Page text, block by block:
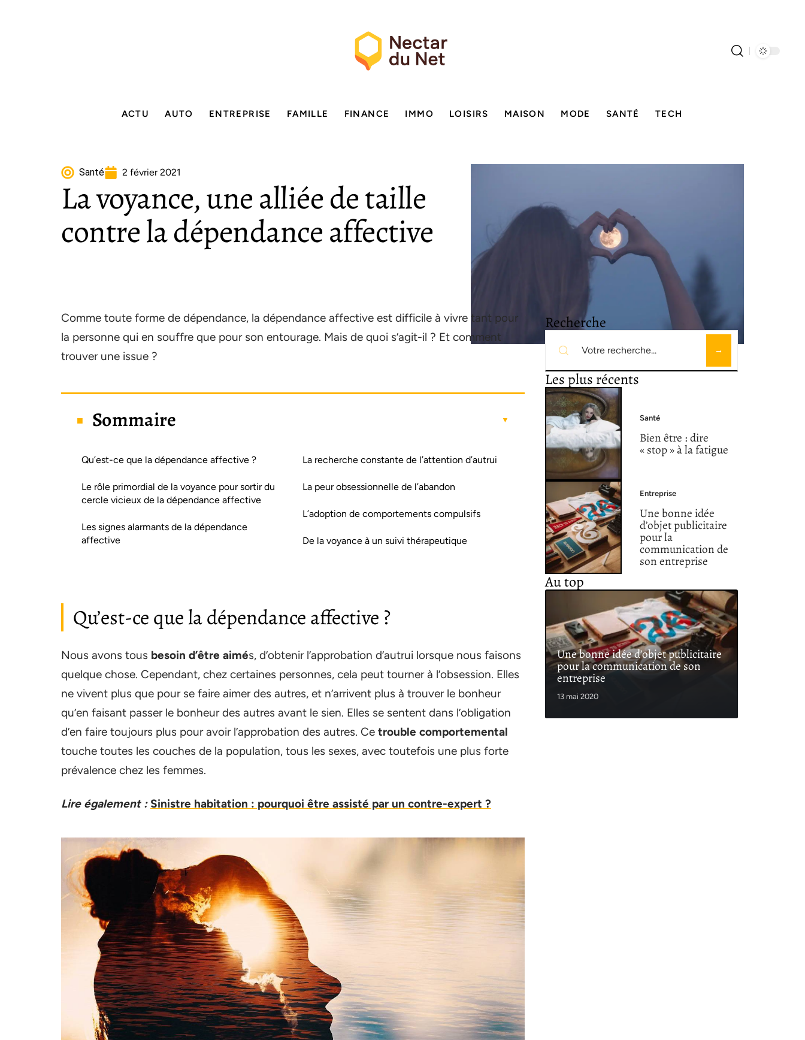
ACTU AUTO ENTREPRISE FAMILLE FINANCE IMMO LOISIRS MAISON MODE SANTÉ TECH
Santé 2 février 2021
La voyance, une alliée de taille
contre la dépendance affective
Comme toute forme de dépendance, la dépendance affective est difficile à vivre tant pour
la personne qui en souffre que pour son entourage. Mais de quoi s’agit-il ? Et comment
trouver une issue ?
Sommaire
Qu’est-ce que la dépendance affective ?
Le rôle primordial de la voyance pour sortir du
cercle vicieux de la dépendance affective
Les signes alarmants de la dépendance
affective
La recherche constante de l’attention d’autrui
La peur obsessionnelle de l’abandon
L’adoption de comportements compulsifs
De la voyance à un suivi thérapeutique
Qu’est-ce que la dépendance affective ?
Nous avons tous besoin d’être aimés, d’obtenir l’approbation d’autrui lorsque nous faisons
quelque chose. Cependant, chez certaines personnes, cela peut tourner à l’obsession. Elles
ne vivent plus que pour se faire aimer des autres, et n’arrivent plus à trouver le bonheur
qu’en faisant passer le bonheur des autres avant le sien. Elles se sentent dans l’obligation
d’en faire toujours plus pour avoir l’approbation des autres. Ce trouble comportemental
touche toutes les couches de la population, tous les sexes, avec toutefois une plus forte
prévalence chez les femmes.
Lire également : Sinistre habitation : pourquoi être assisté par un contre-expert ?
Recherche
Les plus récents
Santé
Bien être : dire
« stop » à la fatigue
Entreprise
Une bonne idée
d’objet publicitaire
pour la
communication de
son entreprise
Au top
Une bonne idée d’objet publicitaire
pour la communication de son
entreprise
13 mai 2020